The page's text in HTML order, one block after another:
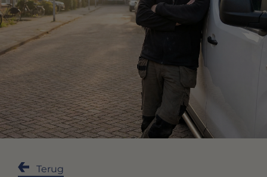
Terug